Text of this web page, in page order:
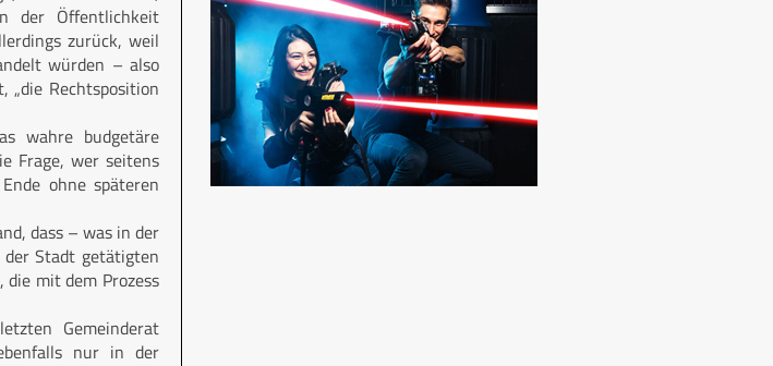
der Öffentlichkeit
zurück, weil
würden – also
„die Rechtsposition
wahre budgetäre
Frage, wer seitens
ohne späteren
dass – was in der
Stadt getätigten
mit dem Prozess
Gemeinderat
nur in der